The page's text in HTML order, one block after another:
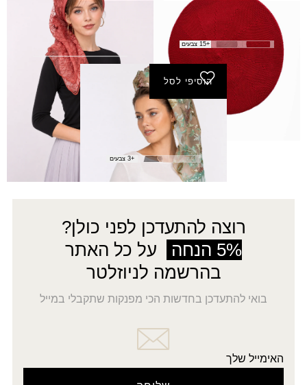
ברט חלק
₪ 35.00
+15 צבעים
חולצת בסיס סימפוניה
פתוח 3/4
₪45.00
הוסיפי לסל
סימפוניה בסיס פתוח
ש.ארוך
₪45.00
+3 צבעים
רוצה להתעדכן לפני כולן?
5% הנחה
על כל האתר
בהרשמה לניוזלטר
בואי להתעדכן בחדשות הכי מפנקות שתקבלי במייל
האימייל שלך